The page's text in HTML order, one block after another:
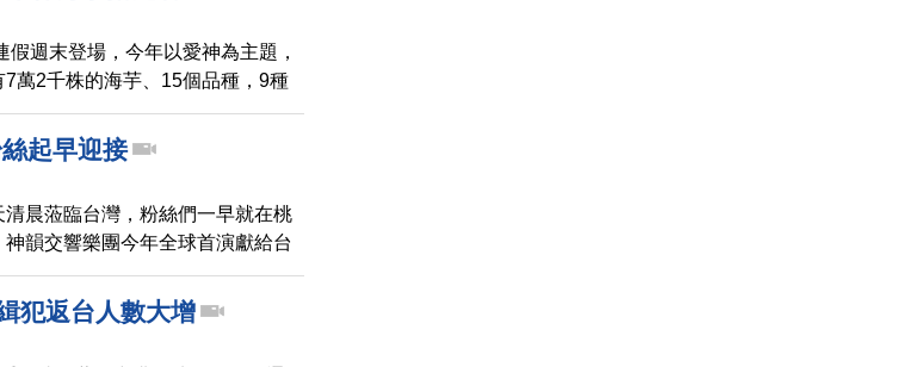
週末登場，今年以愛神為主題，
萬2千株的海芋、15個品種，9種
花卉，邀請遊客在繽紛花海，感受
起早迎接
晨蒞臨台灣，粉絲們一早就在桃
韻交響樂團今年全球首演獻給台
量的演出。
犯返台人數大增